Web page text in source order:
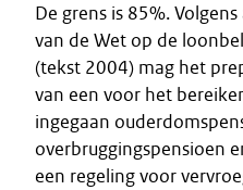
De grens is 85%.
van de Wet op de
(tekst 2004) mag het
van een voor het
ingegaan
overbruggingspensioen
een regeling voor